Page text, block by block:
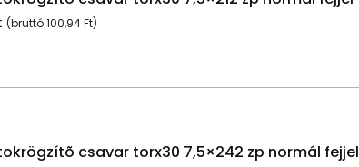
(bruttó100,94Ft)
csavar torx30 7,5×242 zp normál fejjel